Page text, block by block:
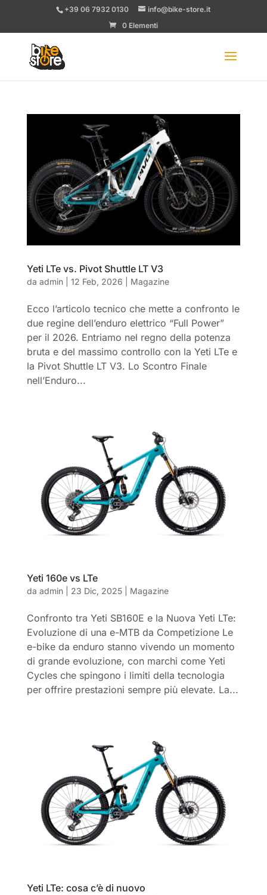
+39 06 7932 0130
info@bike-store.it
0 Elementi
Yeti LTe vs. Pivot Shuttle LT V3
da admin| 12 Feb, 2026 Magazine
Ecco l’articolo tecnico che mette a confronto le
due regine dell’enduro elettrico “Full Power”
per il 2026. Entriamo nel regno della potenza
bruta e del massimo controllo con la Yeti LTe e
la Pivot Shuttle LT V3. Lo Scontro Finale
nell’Enduro...
Yeti 160e vs LTe
da admin| 23 Dic, 2025| Magazine
Confronto tra Yeti SB160E e la Nuova Yeti LTe:
Evoluzione di una e-MTB da Competizione Le
e-bike da enduro stanno vivendo un momento
di grande evoluzione, con marchi come Yeti
Cycles che spingono i limiti della tecnologia
per offrire prestazioni sempre più elevate. La...
Yeti LTe: cosa c’è di nuovo